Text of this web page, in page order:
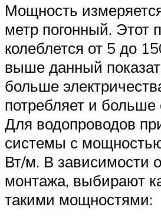
Мощность
метр погонный. Этот
колеблется от 5 до
выше данный
больше
потребляет и больше
Для водопроводов
системы с
Вт/м. В зависимости
монтажа, выбирают
такими мощностями: